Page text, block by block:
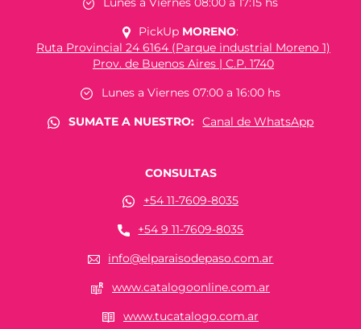
PickUp MORENO:
Ruta Provincial 24 6164 (Parque industrial Moreno 1)
Prov. de Buenos Aires | C.P. 1740
Lunes a Viernes 07:00 a 16:00 hs
SUMATE A NUESTRO:
Canal de WhatsApp
CONSULTAS
+54 11-7609-8035
+54 9 11-7609-8035
info@elparaisodepaso.com.ar
www.catalogoonline.com.ar
www.tucatalogo.com.ar